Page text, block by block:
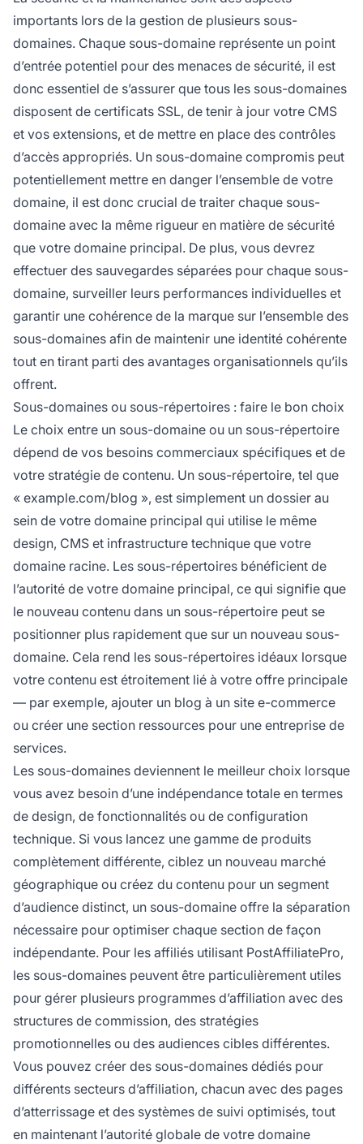
importants lors de la gestion de plusieurs sous-
domaines. Chaque sous-domaine représente un point
d’entrée potentiel pour des menaces de sécurité, il est
donc essentiel de s’assurer que tous les sous-domaines
disposent de certificats SSL, de tenir à jour votre CMS
et vos extensions, et de mettre en place des contrôles
d’accès appropriés. Un sous-domaine compromis peut
potentiellement mettre en danger l’ensemble de votre
domaine, il est donc crucial de traiter chaque sous-
domaine avec la même rigueur en matière de sécurité
que votre domaine principal. De plus, vous devrez
effectuer des sauvegardes séparées pour chaque sous-
domaine, surveiller leurs performances individuelles et
garantir une cohérence de la marque sur l’ensemble des
sous-domaines afin de maintenir une identité cohérente
tout en tirant parti des avantages organisationnels qu’ils
offrent.
Sous-domaines ou sous-répertoires : faire le bon choix
Le choix entre un sous-domaine ou un sous-répertoire
dépend de vos besoins commerciaux spécifiques et de
votre stratégie de contenu. Un sous-répertoire, tel que
« example.com/blog », est simplement un dossier au
sein de votre domaine principal qui utilise le même
design, CMS et infrastructure technique que votre
domaine racine. Les sous-répertoires bénéficient de
l’autorité de votre domaine principal, ce qui signifie que
le nouveau contenu dans un sous-répertoire peut se
positionner plus rapidement que sur un nouveau sous-
domaine. Cela rend les sous-répertoires idéaux lorsque
votre contenu est étroitement lié à votre offre principale
— par exemple, ajouter un blog à un site e-commerce
ou créer une section ressources pour une entreprise de
services.
Les sous-domaines deviennent le meilleur choix lorsque
vous avez besoin d’une indépendance totale en termes
de design, de fonctionnalités ou de configuration
technique. Si vous lancez une gamme de produits
complètement différente, ciblez un nouveau marché
géographique ou créez du contenu pour un segment
d’audience distinct, un sous-domaine offre la séparation
nécessaire pour optimiser chaque section de façon
indépendante. Pour les affiliés utilisant PostAffiliatePro,
les sous-domaines peuvent être particulièrement utiles
pour gérer plusieurs programmes d’affiliation avec des
structures de commission, des stratégies
promotionnelles ou des audiences cibles différentes.
Vous pouvez créer des sous-domaines dédiés pour
différents secteurs d’affiliation, chacun avec des pages
d’atterrissage et des systèmes de suivi optimisés, tout
en maintenant l’autorité globale de votre domaine